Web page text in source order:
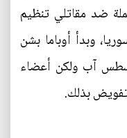
ضد مقاتلي تنظيم
وبدأ أوباما بشن
آب ولكن أعضاء
بذلك.